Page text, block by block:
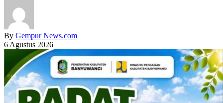
By Gempur News.com
6 Agustus 2026